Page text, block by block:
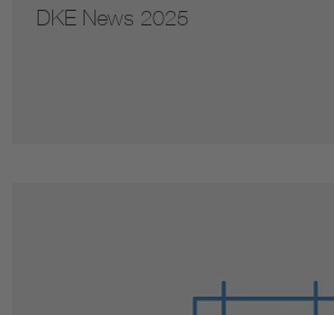
DKE News 2025